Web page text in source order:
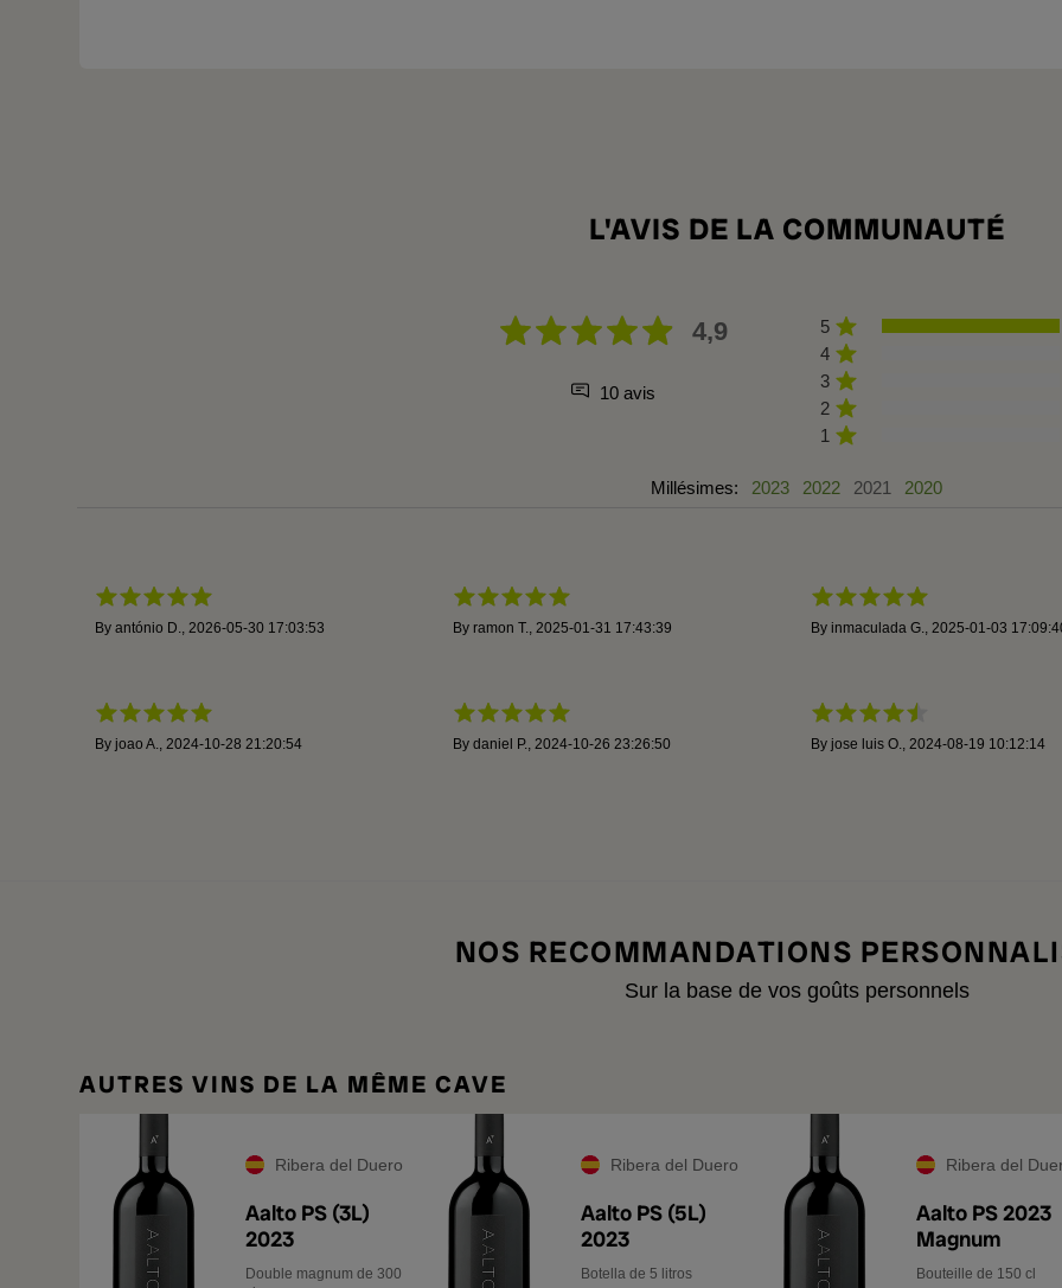
L'AVIS DE LA COMMUNAUTÉ
4,9
10 avis
5
4
3
2
1
Millésimes: 2023 2022 2021 2020
By antónio D., 2026-05-30 17:03:53 By ramon T., 2025-01-31 17:43:39 By inmaculada G., 2025-01-03
By joao A., 2024-10-28 21:20:54 By daniel P., 2024-10-26 23:26:50 By jose luis O., 2024-08-19 10:12:14
NOS RECOMMANDATIONS
Sur la base de vos goûts personnels
AUTRES VINS DE LA MÊME CAVE
Ribera del Duero
Aalto PS (3L)
2023
Double magnum de 300
Ribera del Duero
Aalto PS (5L)
2023
Botella de 5 litros
Ribera del
Aalto PS 2023
Magnum
Bouteille de 150 cl